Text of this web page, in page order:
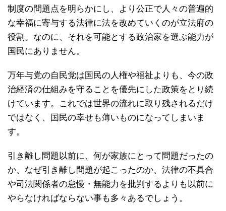
制度の問題点を明らかにし、より公正で人々の普遍的
な幸福に寄与する法律に法を改めていくのが立法府の
役割。なのに、それを可能とする政治家を選ぶ能力が
国民にありません。
万年与党の自民党は国民の人権や福祉よりも、今の政
治経済の仕組みを守ることを優先にした政策をとり続
けています。これでは世界の流れに取り残されるだけ
ではなく、国民の幸せも薄いものになってしまいま
す。
引き離し問題以前に、何が家族にとって問題だったの
か、なぜ引き離し問題が起こったのか、法律の不具合
や司法関係者の怠慢・無能力を批判するよりも以前に
やらなければならない事も多々あるでしょう。